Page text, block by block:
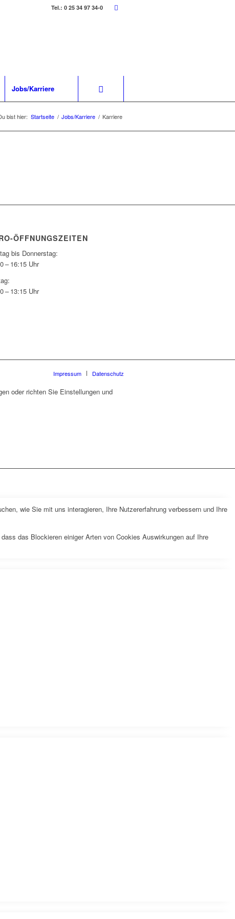
Tel.: 0 25 34 97 34-0
Jobs/Karriere
bist hier: Startseite / Jobs/Karriere / Karriere
ÖFFNUNGSZEITEN
bis Donnerstag:
– 16:15 Uhr
– 13:15 Uhr
Impressum Datenschutz
oder richten Sie Einstellungen und
wie Sie mit uns interagieren, Ihre Nutzererfahrung verbessern und Ihre
das Blockieren einiger Arten von Cookies Auswirkungen auf Ihre